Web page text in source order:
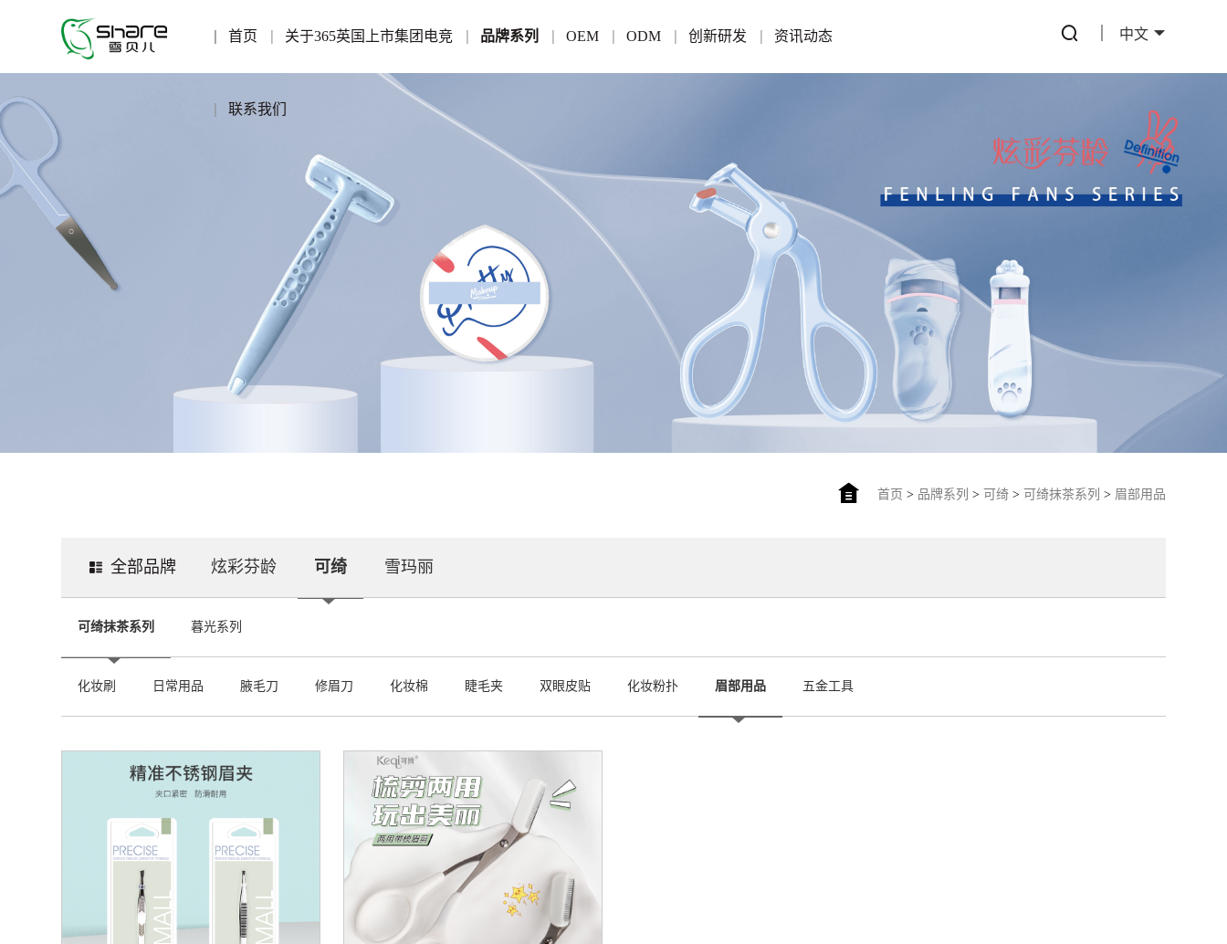
首页 关于365英国上市集团电竞 品牌系列 OEM ODM 创新研发 资讯动态
联系我们
中文
首页 > 品牌系列 > 可绮> 可绮抹茶系列 > 眉部用品
全部品牌 炫彩芬龄 可绮 雪玛丽
可绮抹茶系列 暮光系列
化妆刷 日常用品 腋毛刀 修眉刀 化妆棉 睫毛夹 双眼皮贴 化妆粉扑 眉部用品 五金工具